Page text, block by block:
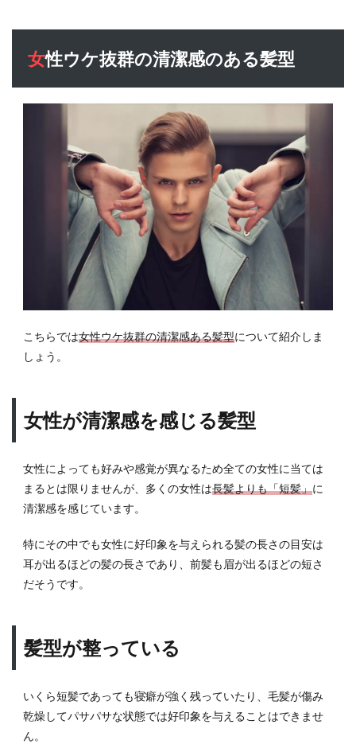
女性ウケ抜群の清潔感のある髪型
こちらでは女性ウケ抜群の清潔感ある髪型について紹介しま
しょう。
女性が清潔感を感じる髪型
女性によっても好みや感覚が異なるため全ての女性に当ては
まるとは限りませんが、多くの女性は長髪よりも「短髪」に
清潔感を感じています。
特にその中でも女性に好印象を与えられる髪の長さの目安は
耳が出るほどの髪の長さであり、前髪も眉が出るほどの短さ
だそうです。
髪型が整っている
いくら短髪であっても寝癖が強く残っていたり、毛髪が傷み
乾燥してパサパサな状態では好印象を与えることはできませ
ん。